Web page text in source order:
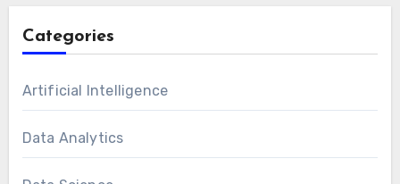
Categories
Artificial Intelligence
Data Analytics